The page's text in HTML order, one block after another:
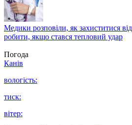
Медики розповіли, як захиститися
робити, якщо стався тепловий удар
Погода
Канів
вологість:
тиск:
вітер: